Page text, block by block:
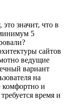
значит, что в
5
сайтов
ведущие
вариант
на
комфортно и
время и